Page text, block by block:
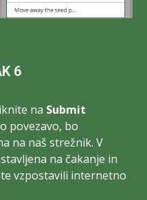
6
na Submit
povezavo, bo
na naš strežnik.V
na čakanje in
vzpostavili internetno